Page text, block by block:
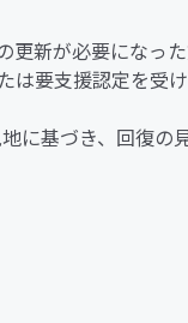
更新が必要になっ
は要支援認定を受
に基づき、回復の